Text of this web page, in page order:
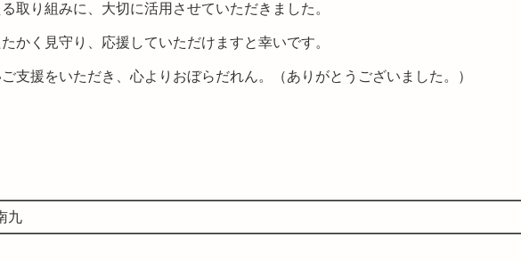
取り組みに、大切に活用させていただきました。
かく見守り、応援していただけますと幸いです。
支援をいただき、心よりおぼらだれん。（ありがとうございました。）
九